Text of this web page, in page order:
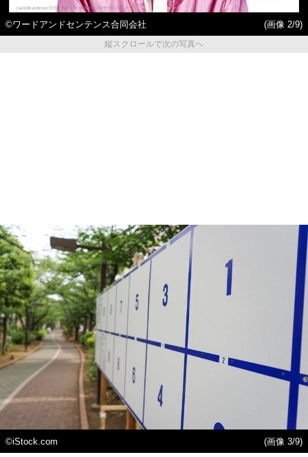
©ワードアンドセンテンス合同会社
(画像 2/9)
縦スクロールで次の写真へ
©iStock.com (画像 3/9)